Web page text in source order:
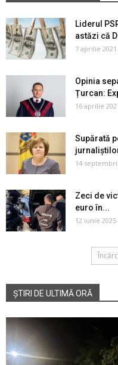
Liderul
astăzi că
7 aprilie 2021
Opinia
Țurcan:
16 aprilie
Supărată
14
Zeci de
euro în...
12 iunie 2025
ȘTIRI DE ULTIMĂ ORĂ